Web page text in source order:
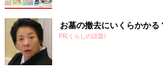
お墓の撤去にいくらかかる
PR(くらしの話題)